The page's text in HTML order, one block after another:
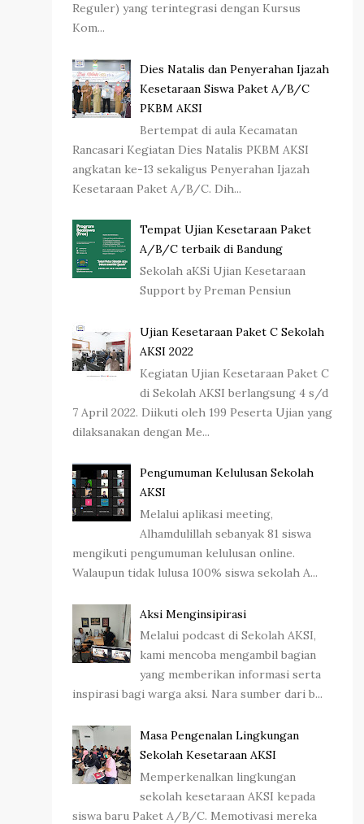
Reguler) yang terintegrasi dengan Kursus
Kom...
Dies Natalis dan Penyerahan Ijazah
Kesetaraan Siswa Paket A/B/C
PKBM AKSI
Bertempat di aula Kecamatan
Rancasari Kegiatan Dies Natalis PKBM AKSI
angkatan ke-13 sekaligus Penyerahan Ijazah
Kesetaraan Paket A/B/C. Dih...
Tempat Ujian Kesetaraan Paket
A/B/C terbaik di Bandung
Sekolah aKSi Ujian Kesetaraan
Support by Preman Pensiun
Ujian Kesetaraan Paket C Sekolah
AKSI 2022
Kegiatan Ujian Kesetaraan Paket C
di Sekolah AKSI berlangsung 4 s/d
7 April 2022. Diikuti oleh 199 Peserta Ujian yang
dilaksanakan dengan Me...
Pengumuman Kelulusan Sekolah
AKSI
Melalui aplikasi meeting,
Alhamdulillah sebanyak 81 siswa
mengikuti pengumuman kelulusan online.
Walaupun tidak lulusa 100% siswa sekolah A...
Aksi Menginsipirasi
Melalui podcast di Sekolah AKSI,
kami mencoba mengambil bagian
yang memberikan informasi serta
inspirasi bagi warga aksi. Nara sumber dari b...
Masa Pengenalan Lingkungan
Sekolah Kesetaraan AKSI
Memperkenalkan lingkungan
sekolah kesetaraan AKSI kepada
siswa baru Paket A/B/C. Memotivasi mereka